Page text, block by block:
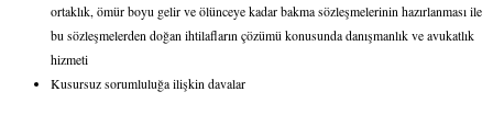
ortaklık, ömür boyu gelir ve ölünceye kadar bakma sözleşmelerinin hazırlanması ile
bu sözleşmelerden doğan ihtilafların çözümü konusunda danışmanlık ve avukatlık
hizmeti
Kusursuz sorumluluğa ilişkin davalar